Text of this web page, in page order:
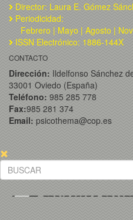
Director: Laura E. Gómez
Periodicidad:
Febrero | Mayo | Agosto |
ISSN Electrónico: 1886-144X
CONTACTO
Dirección: Ildelfonso Sánchez
33001 Oviedo (España)
Teléfono: 985 285 778
Fax:985 281 374
Email: psicothema@cop.es